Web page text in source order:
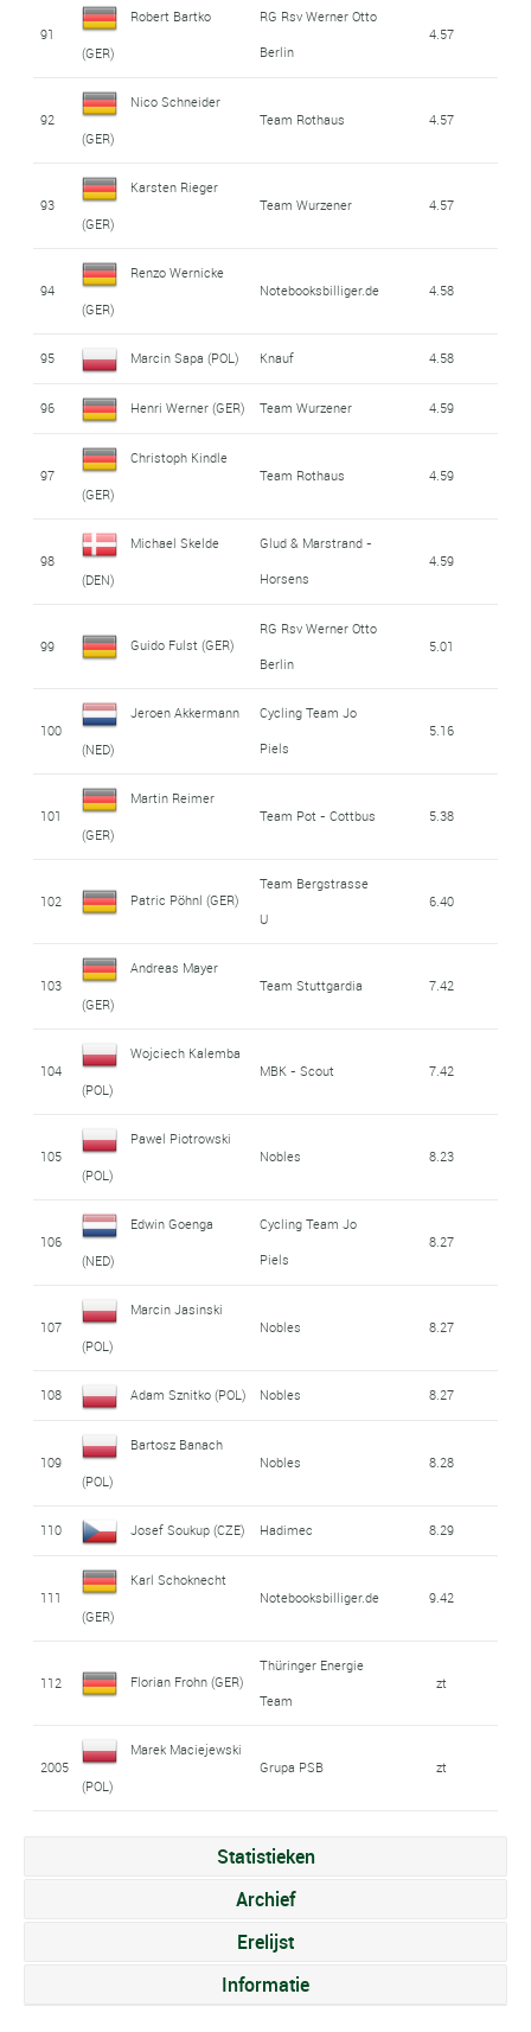
91
Robert Bartko
(GER)
RG Rsv Werner Otto
Berlin
4.57
92
Nico Schneider
(GER)
Team Rothaus 4.57
93
Karsten Rieger
(GER)
Team Wurzener 4.57
94
Renzo Wernicke
(GER)
Notebooksbilliger.de 4.58
95 Marcin Sapa (POL) Knauf 4.58
96 Henri Werner (GER) Team Wurzener 4.59
97
Christoph Kindle
(GER)
Team Rothaus 4.59
98
Michael Skelde
(DEN)
Glud & Marstrand -
Horsens
4.59
99 Guido Fulst (GER)
RG Rsv Werner Otto
Berlin
5.01
100
Jeroen Akkermann
(NED)
Cycling Team Jo
Piels
5.16
101
Martin Reimer
(GER)
Team Pot - Cottbus 5.38
102 Patric Pöhnl (GER)
Team Bergstrasse
U
6.40
103
Andreas Mayer
(GER)
Team Stuttgardia 7.42
104
Wojciech Kalemba
(POL)
MBK - Scout 7.42
105
Pawel Piotrowski
(POL)
Nobles 8.23
106
Edwin Goenga
(NED)
Cycling Team Jo
Piels
8.27
107
Marcin Jasinski
(POL)
Nobles 8.27
108 Adam Sznitko (POL) Nobles 8.27
109
Bartosz Banach
(POL)
Nobles 8.28
110 Josef Soukup (CZE) Hadimec 8.29
111
Karl Schoknecht
(GER)
Notebooksbilliger.de 9.42
112 Florian Frohn (GER)
Thüringer Energie
Team
zt
2005
Marek Maciejewski
(POL)
Grupa PSB zt
Statistieken
Archief
Erelijst
Informatie